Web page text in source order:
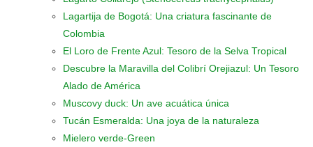
Lagartija de Bogotá: Una criatura fascinante de
Colombia
El Loro de Frente Azul: Tesoro de la Selva Tropical
Descubre la Maravilla del Colibrí Orejiazul: Un Tesoro
Alado de América
Muscovy duck: Un ave acuática única
Tucán Esmeralda: Una joya de la naturaleza
Mielero verde-Green